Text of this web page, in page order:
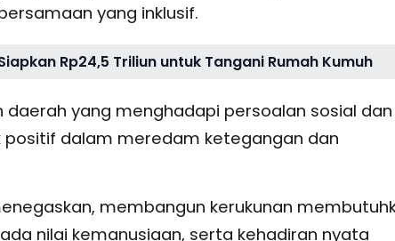
yang inklusif.
Rp24,5 Triliun untuk Tangani Rumah Kumuh
yang menghadapi persoalan sosial dan
dalam meredam ketegangan dan
membangun kerukunan
nilai kemanusiaan, serta kehadiran nyata